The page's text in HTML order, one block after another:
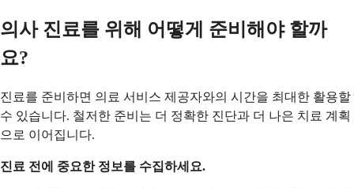
의사 진료를 위해 어떻게 준비해야 할까
요?
진료를 준비하면 의료 서비스 제공자와의 시간을 최대한 활용할
수 있습니다. 철저한 준비는 더 정확한 진단과 더 나은 치료 계획
으로 이어집니다.
진료 전에 중요한 정보를 수집하세요.